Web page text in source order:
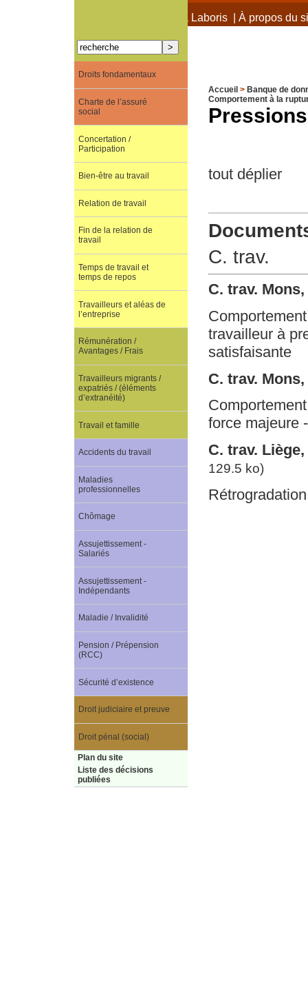
À propos de Terra Laboris| À propos du
Accueil > Banque de
Comportement à la
tout déplier
C. trav.
C. trav.
travailleur à
satisfaisante
C. trav.
force majeure
C. trav.
129.5 ko)
Droits fondamentaux
Charte de l’assuré
social
Concertation /
Participation
Bien-être au travail
Relation de travail
Fin de la relation de
travail
Temps de travail et
temps de repos
Travailleurs et aléas de
l’entreprise
Rémunération /
Avantages / Frais
Travailleurs migrants /
expatriés / (éléments
d’extranéité)
Travail et famille
Accidents du travail
Maladies
professionnelles
Chômage
Assujettissement -
Salariés
Assujettissement -
Indépendants
Maladie / Invalidité
Pension / Prépension
(RCC)
Sécurité d’existence
Droit judiciaire et preuve
Droit pénal (social)
Plan du site
Liste des décisions
publiées